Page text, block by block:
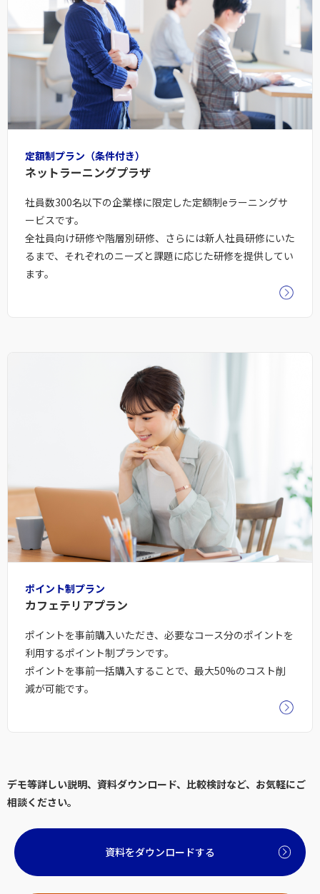
定額制プラン（条件付き）
ネットラーニングプラザ
社員数300名以下の企業様に限定した定額制eラーニングサ
ービスです。
全社員向け研修や階層別研修、さらには新人社員研修にいた
るまで、それぞれのニーズと課題に応じた研修を提供してい
ます。
ポイント制プラン
カフェテリアプラン
ポイントを事前購入いただき、必要なコース分のポイントを
利用するポイント制プランです。
ポイントを事前一括購入することで、最大50%のコスト削
減が可能です。
デモ等詳しい説明、資料ダウンロード、比較検討など、お気軽にご
相談ください。
資料をダウンロードする